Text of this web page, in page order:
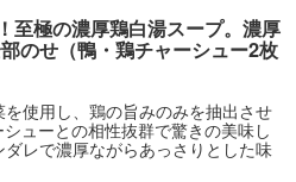
極の濃厚鶏白湯スープ。濃厚
のせ（鴨・鶏チャーシュー2枚
使用し、鶏の旨みのみを抽出させ
ューとの相性抜群で驚きの美味し
レで濃厚ながらあっさりとした味